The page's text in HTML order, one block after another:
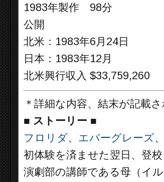
1983年製作 98分
公開
北米：1983年6月24日
日本：1983年12月
北米興行収入 $33,759,260
＊詳細な内容、結末が記載さ
■ ストーリー ■
フロリダ、 エバーグレーズ
初体験を済ませた翌日、登
演劇部の講師である母（イ